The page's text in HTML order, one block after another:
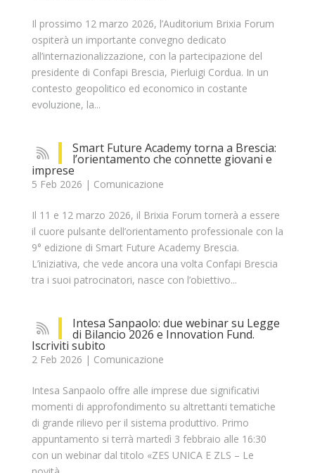
Il prossimo 12 marzo 2026, l’Auditorium Brixia Forum
ospiterà un importante convegno dedicato
all’internazionalizzazione, con la partecipazione del
presidente di Confapi Brescia, Pierluigi Cordua. In un
contesto geopolitico ed economico in costante
evoluzione, la...
Smart Future Academy torna a Brescia:
l’orientamento che connette giovani e
imprese
5 Feb 2026 | Comunicazione
Il 11 e 12 marzo 2026, il Brixia Forum tornerà a essere
il cuore pulsante dell’orientamento professionale con la
9° edizione di Smart Future Academy Brescia.
L’iniziativa, che vede ancora una volta Confapi Brescia
tra i suoi patrocinatori, nasce con l’obiettivo...
Intesa Sanpaolo: due webinar su Legge
di Bilancio 2026 e Innovation Fund.
Iscriviti subito
2 Feb 2026 | Comunicazione
Intesa Sanpaolo offre alle imprese due significativi
momenti di approfondimento su altrettanti tematiche
di grande rilievo per il sistema produttivo. Primo
appuntamento si terrà martedì 3 febbraio alle 16:30
con un webinar dal titolo «ZES UNICA E ZLS – Le